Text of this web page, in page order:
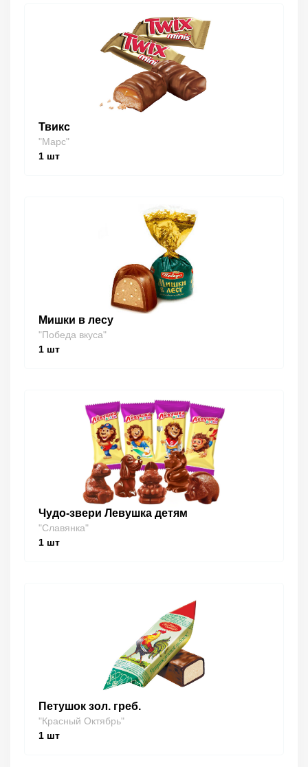
Твикс
"Марс"
1 шт
Мишки в лесу
"Победа вкуса"
1 шт
Чудо-звери Левушка детям
"Славянка"
1 шт
Петушок зол. греб.
"Красный Октябрь"
1 шт